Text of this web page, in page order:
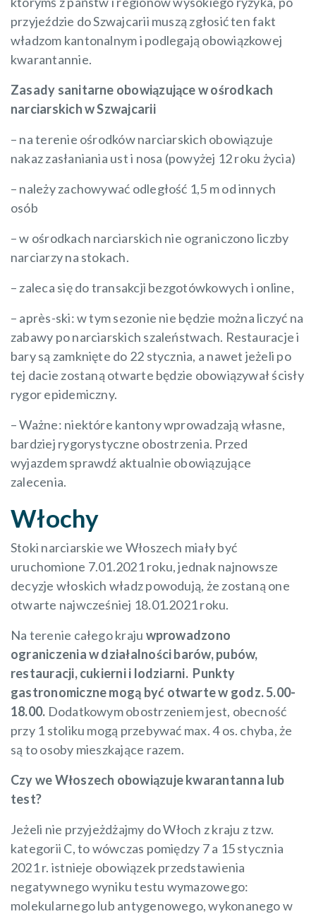
przyjeździe do Szwajcarii muszą zgłosić ten fakt
władzom kantonalnym i podlegają obowiązkowej
kwarantannie.
Zasady sanitarne obowiązujące w ośrodkach
narciarskich w Szwajcarii
– na terenie ośrodków narciarskich obowiązuje
nakaz zasłaniania ust i nosa (powyżej 12 roku życia)
– należy zachowywać odległość 1,5 m od innych
osób
– w ośrodkach narciarskich nie ograniczono liczby
narciarzy na stokach.
– zaleca się do transakcji bezgotówkowych i online,
– après-ski: w tym sezonie nie będzie można liczyć na
zabawy po narciarskich szaleństwach. Restauracje i
bary są zamknięte do 22 stycznia, a nawet jeżeli po
tej dacie zostaną otwarte będzie obowiązywał ścisły
rygor epidemiczny.
– Ważne: niektóre kantony wprowadzają własne,
bardziej rygorystyczne obostrzenia. Przed
wyjazdem sprawdź aktualnie obowiązujące
zalecenia.
Włochy
Stoki narciarskie we Włoszech miały być
uruchomione 7.01.2021 roku, jednak najnowsze
decyzje włoskich władz powodują, że zostaną one
otwarte najwcześniej 18.01.2021 roku.
Na terenie całego kraju wprowadzono
ograniczenia w działalności barów, pubów,
restauracji, cukierni i lodziarni. Punkty
gastronomiczne mogą być otwarte w godz. 5.00-
18.00. Dodatkowym obostrzeniem jest, obecność
przy 1 stoliku mogą przebywać max. 4 os. chyba, że
są to osoby mieszkające razem.
Czy we Włoszech obowiązuje kwarantanna lub
test?
Jeżeli nie przyjeżdżajmy do Włoch z kraju z tzw.
kategorii C, to wówczas pomiędzy 7 a 15 stycznia
2021 r. istnieje obowiązek przedstawienia
negatywnego wyniku testu wymazowego:
molekularnego lub antygenowego, wykonanego w